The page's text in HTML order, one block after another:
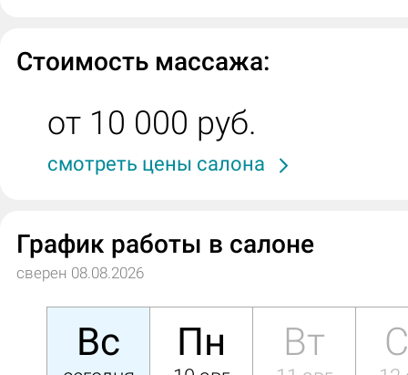
Стоимость массажа:
от 10 000 руб.
смотреть цены салона
График работы в салоне
сверен 08.08.2026
Вс Пн Вт